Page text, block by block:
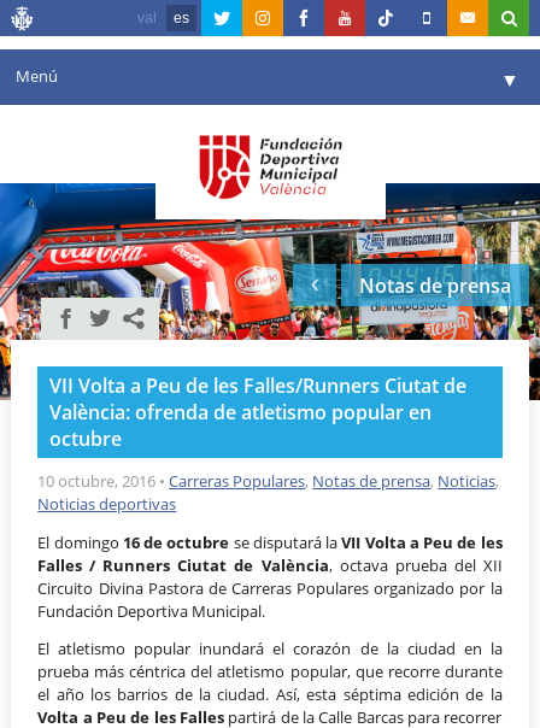
val es
Menú ▼
Agenda
Instalaciones ▼
Comunicación ▼
Valencia en deporte
Portal de Transparencia
Reservas
Notas de prensa
VII Volta a Peu de les Falles/Runners Ciutat de
València: ofrenda de atletismo popular en
octubre
10 octubre, 2016 •Carreras Populares, Notas de prensa, Noticias,
Noticias deportivas
El domingo 16 de octubre se disputará laVII Volta a Peu de les
Falles / Runners Ciutat de València, octava prueba del XII
Circuito Divina Pastora de Carreras Populares organizado por la
Fundación Deportiva Municipal.
El atletismo popular inundará el corazón de la ciudad en la
prueba más céntrica del atletismo popular, que recorre durante
el año los barrios de la ciudad. Así, esta séptima edición de la
Volta a Peu de les Falles partirá de la Calle Barcas para recorrer